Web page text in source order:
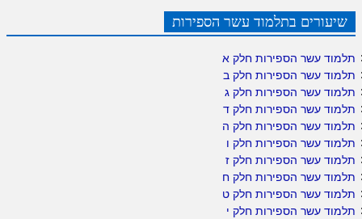
שיעורים בתלמוד עשר הספירות
תלמוד עשר הספירות חלק א
תלמוד עשר הספירות חלק ב
תלמוד עשר הספירות חלק ג
תלמוד עשר הספירות חלק ד
תלמוד עשר הספירות חלק ה
תלמוד עשר הספירות חלק ו
תלמוד עשר הספירות חלק ז
תלמוד עשר הספירות חלק ח
תלמוד עשר הספירות חלק ט
תלמוד עשר הספירות חלק י